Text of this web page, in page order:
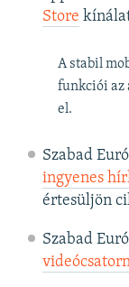
Store
A stabil
funkciói az
el.
Szabad
ingyenes
értesüljön
Szabad